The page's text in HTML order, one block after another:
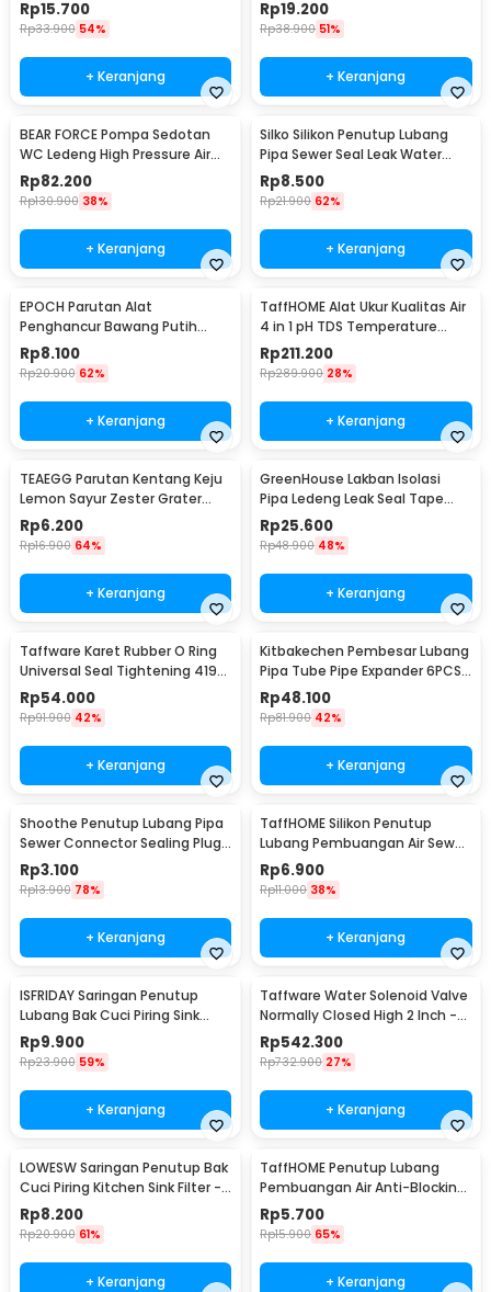
Rp15.700
Rp33.900 54%
+ Keranjang
Rp19.200
Rp38.900 51%
+ Keranjang
BEAR FORCE Pompa Sedotan
WC Ledeng High Pressure Air
Drain Plunger - DB275
Rp82.200
Rp130.900 38%
+ Keranjang
Silko Silikon Penutup Lubang
Pipa Sewer Seal Leak Water
Pipe - YS02
Rp8.500
Rp21.900 62%
+ Keranjang
EPOCH Parutan Alat
Penghancur Bawang Putih
Garlic Presser - A45
Rp8.100
Rp20.900 62%
+ Keranjang
TaffHOME Alat Ukur Kualitas Air
4 in 1 pH TDS Temperature
Meter Tester - KT-686
Rp211.200
Rp289.900 28%
+ Keranjang
TEAEGG Parutan Kentang Keju
Lemon Sayur Zester Grater
Tool - A46
Rp6.200
Rp16.900 64%
+ Keranjang
GreenHouse Lakban Isolasi
Pipa Ledeng Leak Seal Tape
25mm 3M - A93
Rp25.600
Rp48.900 48%
+ Keranjang
Taffware Karet Rubber O Ring
Universal Seal Tightening 419
PCS - J200
Rp54.000
Rp91.900 42%
+ Keranjang
Kitbakechen Pembesar Lubang
Pipa Tube Pipe Expander 6PCS
- GJ2885
Rp48.100
Rp81.900 42%
+ Keranjang
Shoothe Penutup Lubang Pipa
Sewer Connector Sealing Plug
- YS03
Rp3.100
Rp13.900 78%
+ Keranjang
TaffHOME Silikon Penutup
Lubang Pembuangan Air Sewer
Drain Cover - YSJ224
Rp6.900
Rp11.000 38%
+ Keranjang
ISFRIDAY Saringan Penutup
Lubang Bak Cuci Piring Sink
Filter - 2448
Rp9.900
Rp23.900 59%
+ Keranjang
Taffware Water Solenoid Valve
Normally Closed High 2 Inch -
2W-500-50
Rp542.300
Rp732.900 27%
+ Keranjang
LOWESW Saringan Penutup Bak
Cuci Piring Kitchen Sink Filter -
F291
Rp8.200
Rp20.900 61%
+ Keranjang
TaffHOME Penutup Lubang
Pembuangan Air Anti-Blocking
Filter Cover - SJ24
Rp5.700
Rp15.900 65%
+ Keranjang